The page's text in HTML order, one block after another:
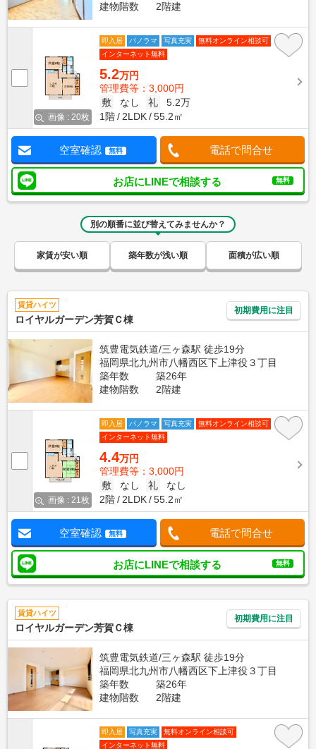
建物階数
2階建
画像 : 20枚
即入居 パノラマ 写真充実
無料オンライン相談可
インターネット無料
5.2万円
管理費等：3,000円
敷
なし 礼
5.2万
1階
2LDK 55.2㎡
空室確認 無料 電話で問合せ
お店にLINEで相談する 無料
別の順番に並び替えてみませんか？
家賃が安い順 築年数が浅い順 面積が広い順
賃貸ハイツ
ロイヤルガーデン芳賀Ｃ棟
初期費用に注目
筑豊電気鉄道/三ヶ森駅 徒歩19分
福岡県北九州市八幡西区下上津役３丁目
築年数
築26年
建物階数
2階建
画像 : 21枚
即入居 パノラマ 写真充実
無料オンライン相談可
インターネット無料
4.4万円
管理費等：3,000円
敷
なし 礼
なし
2階
2LDK 55.2㎡
空室確認 無料 電話で問合せ
お店にLINEで相談する 無料
賃貸ハイツ
ロイヤルガーデン芳賀Ｃ棟
初期費用に注目
筑豊電気鉄道/三ヶ森駅 徒歩19分
福岡県北九州市八幡西区下上津役３丁目
築年数
築26年
建物階数
2階建
即入居 写真充実
無料オンライン相談可
インターネット無料